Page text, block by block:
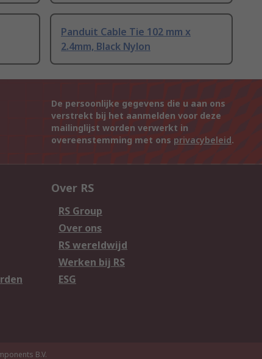
Panduit Cable Tie 102 mm x
2.4mm, Black Nylon
De persoonlijke gegevens die u aan ons
verstrekt bij het aanmelden voor deze
mailinglijst worden verwerkt in
overeenstemming met ons privacybeleid.
Over RS
RS Group
Over ons
RS wereldwijd
Werken bij RS
ESG
B.V.